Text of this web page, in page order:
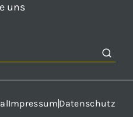
uns
Impressum Datenschutz